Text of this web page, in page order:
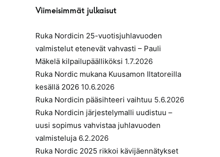
Viimeisimmät julkaisut
Ruka Nordicin 25-vuotisjuhlavuoden
valmistelut etenevät vahvasti – Pauli
Mäkelä kilpailupäälliköksi 1.7.2026
Ruka Nordic mukana Kuusamon Iltatoreilla
kesällä 2026 10.6.2026
Ruka Nordicin pääsihteeri vaihtuu 5.6.2026
Ruka Nordicin järjestelymalli uudistuu –
uusi sopimus vahvistaa juhlavuoden
valmisteluja 6.2.2026
Ruka Nordic 2025 rikkoi kävijäennätykset